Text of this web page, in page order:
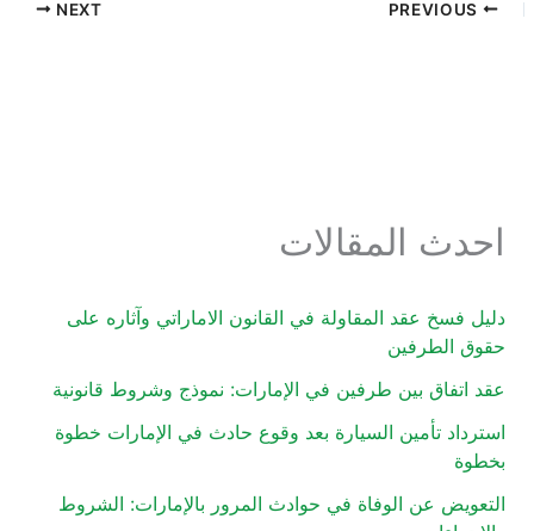
المقالات
عقد المقاولة في القانون الاماراتي وآثاره على
بين طرفين في الإمارات: نموذج وشروط قانونية
تأمين السيارة بعد وقوع حادث في الإمارات خطوة
عن الوفاة في حوادث المرور بالإمارات: الشروط